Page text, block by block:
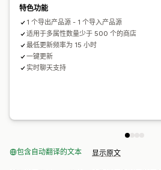
特色功能
1 个导出产品源 - 1 个导入产品源
适用于多属性数量少于 500 个的商店
最低更新频率为 15 小时
一键更新
实时聊天支持
包含自动翻译的文本 显示原文